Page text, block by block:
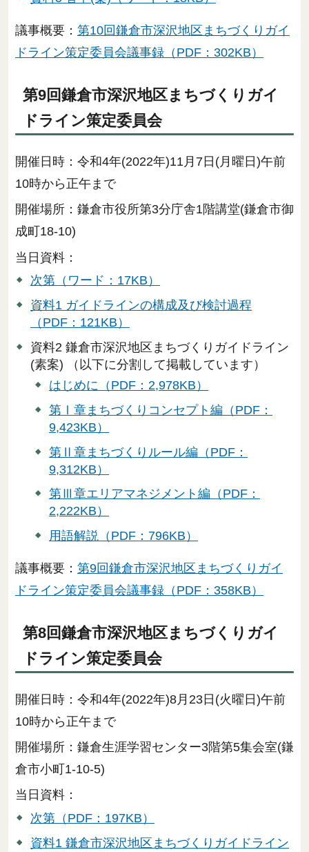
議事概要： 第10回鎌倉市深沢地区まちづくりガイ
ドライン策定委員会議事録（PDF：302KB）
第9回鎌倉市深沢地区まちづくりガイ
ドライン策定委員会
開催日時：令和4年(2022年)11月7日(月曜日)午前
10時から正午まで
開催場所：鎌倉市役所第3分庁舎1階講堂(鎌倉市御
成町18-10)
当日資料：
次第（ワード：17KB）
資料1 ガイドラインの構成及び検討過程
（PDF：121KB）
資料2 鎌倉市深沢地区まちづくりガイドライン
(素案) （以下に分割して掲載しています）
はじめに（PDF：2,978KB）
第Ⅰ章まちづくりコンセプト編（PDF：
9,423KB）
第Ⅱ章まちづくりルール編（PDF：
9,312KB）
第Ⅲ章エリアマネジメント編（PDF：
2,222KB）
用語解説（PDF：796KB）
議事概要： 第9回鎌倉市深沢地区まちづくりガイ
ドライン策定委員会議事録（PDF：358KB）
第8回鎌倉市深沢地区まちづくりガイ
ドライン策定委員会
開催日時：令和4年(2022年)8月23日(火曜日)午前
10時から正午まで
開催場所：鎌倉生涯学習センター3階第5集会室(鎌
倉市小町1-10-5)
当日資料：
次第（PDF：197KB）
資料1 鎌倉市深沢地区まちづくりガイドライン